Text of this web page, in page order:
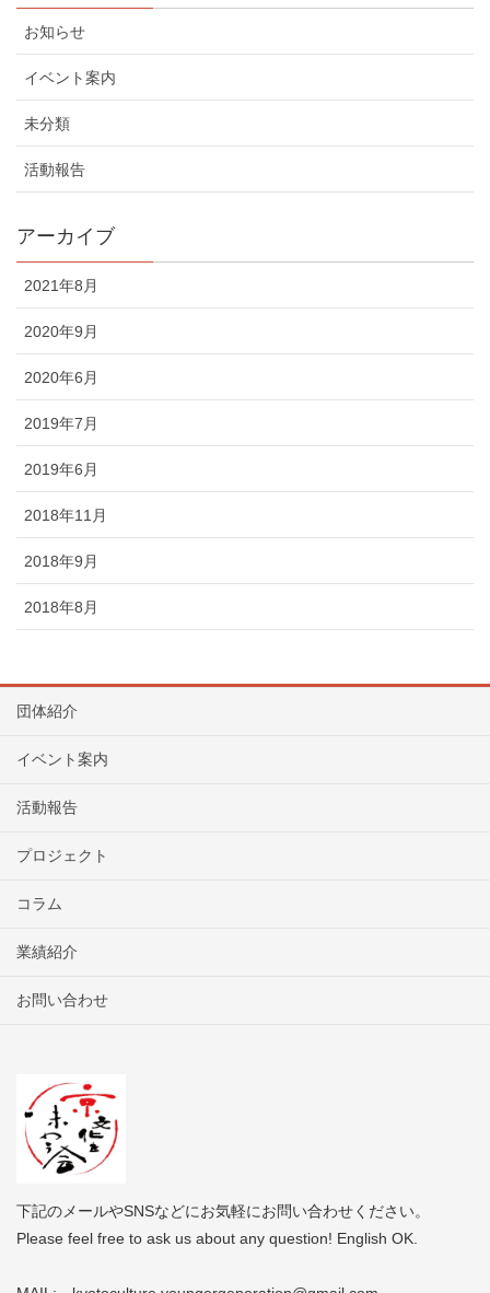
お知らせ
イベント案内
未分類
活動報告
アーカイブ
2021年8月
2020年9月
2020年6月
2019年7月
2019年6月
2018年11月
2018年9月
2018年8月
団体紹介
イベント案内
活動報告
プロジェクト
コラム
業績紹介
お問い合わせ
下記のメールやSNSなどにお気軽にお問い合わせください。
Please feel free to ask us about any question! English OK.